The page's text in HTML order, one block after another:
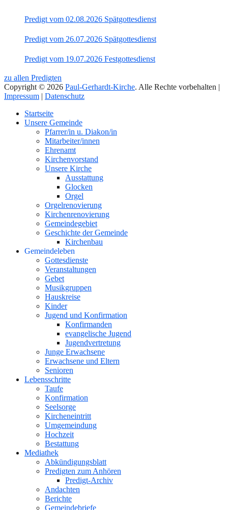
Predigt vom 02.08.2026 Spätgottesdienst
Predigt vom 26.07.2026 Spätgottesdienst
Predigt vom 19.07.2026 Festgottesdienst
zu allen Predigten
Copyright © 2026 Paul-Gerhardt-Kirche. Alle Rechte vorbehalten |
Impressum | Datenschutz
oben
Startseite
Unsere Gemeinde
Pfarrer/in u. Diakon/in
Mitarbeiter/innen
Ehrenamt
Kirchenvorstand
Unsere Kirche
Ausstattung
Glocken
Orgel
Orgelrenovierung
Kirchenrenovierung
Gemeindegebiet
Geschichte der Gemeinde
Kirchenbau
Gemeindeleben
Gottesdienste
Veranstaltungen
Gebet
Musikgruppen
Hauskreise
Kinder
Jugend und Konfirmation
Konfirmanden
evangelische Jugend
Jugendvertretung
Junge Erwachsene
Erwachsene und Eltern
Senioren
Lebensschritte
Taufe
Konfirmation
Seelsorge
Kircheneintritt
Umgemeindung
Hochzeit
Bestattung
Mediathek
Abkündigungsblatt
Predigten zum Anhören
Predigt-Archiv
Andachten
Berichte
Gemeindebriefe